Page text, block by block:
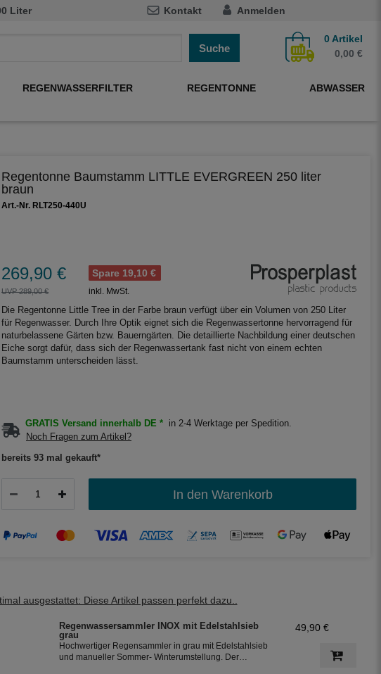
Liter Kontakt Anmelden
Suche
0Artikel
0,00 €
REGENWASSERFILTER REGENTONNE ABWASSER
Regentonne Baumstamm LITTLE EVERGREEN 250 liter
braun
Art.-Nr. RLT250-440U
269,90 € Spare 19,10 €
UVP 289,00 €
inkl. MwSt.
Die Regentonne Little Tree in der Farbe braun verfügt über ein Volumen von 250 Liter
für Regenwasser. Durch Ihre Optik eignet sich die Regenwassertonne hervorragend für
naturbelassene Gärten bzw. Bauerngärten. Die detaillierte Nachbildung einer deutschen
Eiche sorgt dafür, dass sich der Regenwassertank fast nicht von einem echten
Baumstamm unterscheiden lässt.
GRATIS Versand innerhalb DE *
in 2-4 Werktage per Spedition.
Noch Fragen zum Artikel?
bereits 93 mal gekauft*
In den Warenkorb
ausgestattet: Diese Artikel passen perfekt dazu..
Regenwassersammler INOX mit Edelstahlsieb
grau
Hochwertiger Regensammler in grau mit Edelstahlsieb
und manueller Sommer- Winterumstellung. Der
49,90 €